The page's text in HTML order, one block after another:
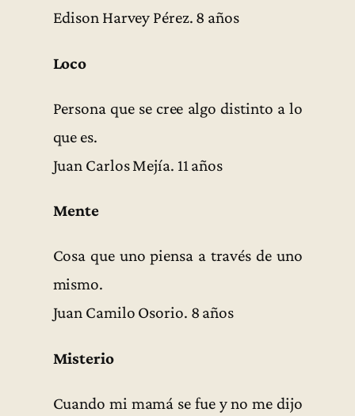
Edison Harvey Pérez. 8 años
Loco
Persona que se cree algo distinto a lo
que es.
Juan Carlos Mejía. 11 años
Mente
Cosa que uno piensa a través de uno
mismo.
Juan Camilo Osorio. 8 años
Misterio
Cuando mi mamá se fue y no me dijo